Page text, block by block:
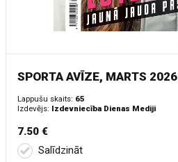
SPORTA AVĪZE, MARTS 2026
Lappušu skaits: 65
Izdevējs: Izdevniecība Dienas Mediji
7.50 €
Salīdzināt